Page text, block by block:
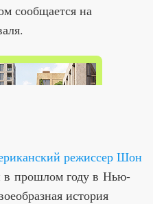
сообщается на
режиссер Шон
в прошлом году в Нью-
история